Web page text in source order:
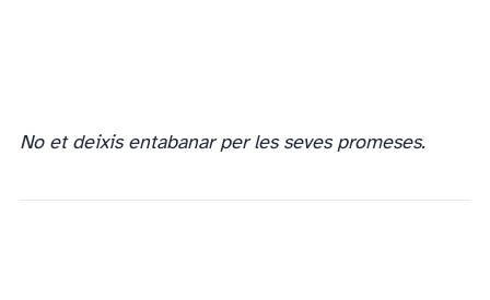
No et deixis entabanar per les seves promeses.